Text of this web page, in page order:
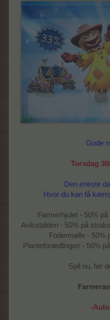
Gode
Torsdag
Den eneste
Hvor du kan få
Farmerhjulet - 50%
Avlsstalden - 50% på
Fodermølle - 50%
Planteforædlingen - 50%
Spil nu, før
-